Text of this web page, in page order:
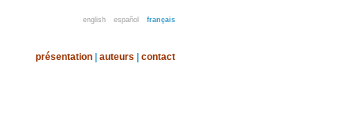
english español français
présentation auteurs contact